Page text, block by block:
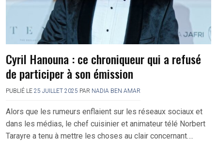
Cyril Hanouna : ce chroniqueur qui a refusé
de participer à son émission
PUBLIÉ LE 25 JUILLET 2025 PAR NADIA BEN AMAR
Alors que les rumeurs enflaient sur les réseaux sociaux et
dans les médias, le chef cuisinier et animateur télé Norbert
Tarayre a tenu à mettre les choses au clair concernant….